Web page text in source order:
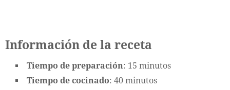
Información de la receta
Tiempo de preparación: 15 minutos
Tiempo de cocinado: 40 minutos